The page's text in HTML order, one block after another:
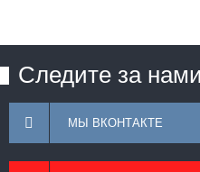
Следите за
МЫ ВКОНТАКТЕ